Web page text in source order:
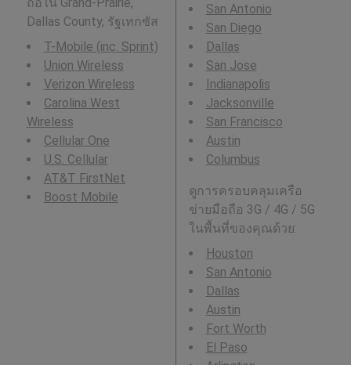
Dallas County, รัฐเทกซัส
T-Mobile (inc. Sprint)
Union Wireless
Verizon Wireless
Carolina West
Wireless
Cellular One
U.S. Cellular
AT&T FirstNet
Boost Mobile
San Antonio
San Diego
Dallas
San Jose
Indianapolis
Jacksonville
San Francisco
Austin
Columbus
ดูการครอบคลุมเครือ
ข่ายมือถือ 3G / 4G / 5G
ในพื้นที่ของคุณด้วย:
Houston
San Antonio
Dallas
Austin
Fort Worth
El Paso